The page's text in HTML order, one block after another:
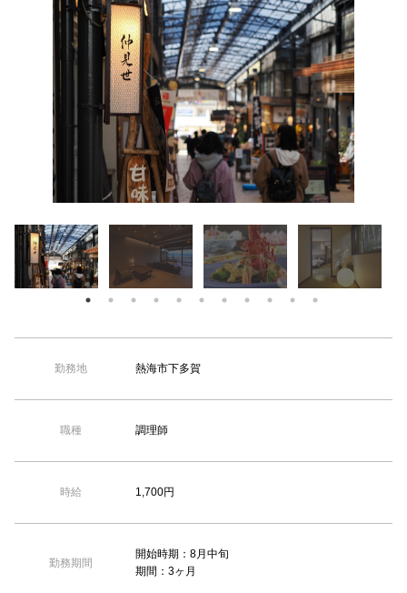
0120-932-959
【TEL受付】9:30～18:00 土日・祝日定休
勤務地 熱海市下多賀
職種 調理師
時給 1,700円
勤務期間
開始時期：8月中旬
期間：3ヶ月